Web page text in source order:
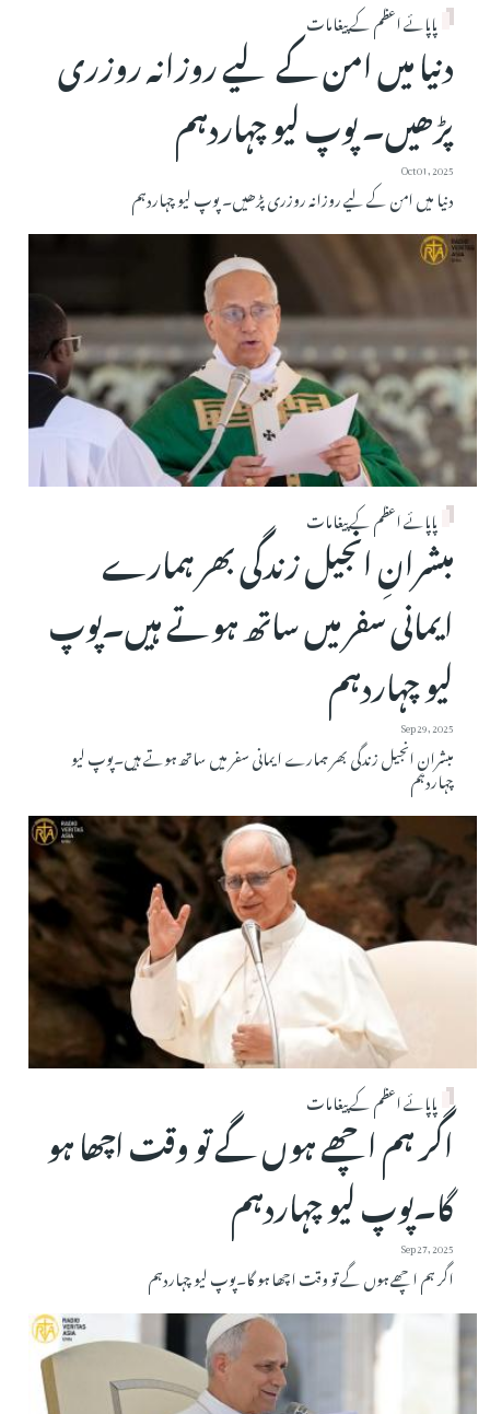
پاپائے اعظم کے پیغامات
دنیا میں امن کے لیے روزانہ روزری
پڑھیں۔ پوپ لیو چہاردہم
Oct 01, 2025
دنیا میں امن کے لیے روزانہ روزری پڑھیں۔ پوپ لیو چہاردہم
پاپائے اعظم کے پیغامات
مبشرانِ انجیل زندگی بھر ہمارے
ایمانی سفر میں ساتھ ہوتے ہیں۔پوپ
لیو چہاردہم
Sep 29, 2025
مبشرانِ انجیل زندگی بھر ہمارے ایمانی سفر میں ساتھ ہوتے ہیں۔پوپ لیو
چہاردہم
پاپائے اعظم کے پیغامات
اگر ہم اچھے ہوں گے تو وقت اچھا ہو
گا۔پوپ لیو چہاردہم
Sep 27, 2025
اگر ہم اچھے ہوں گے تو وقت اچھا ہو گا۔پوپ لیو چہاردہم